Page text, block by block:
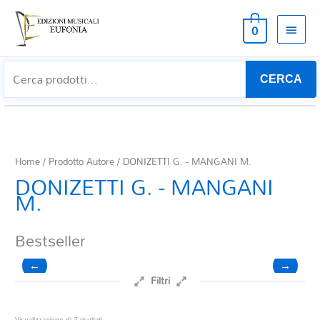
0
CERCA
Home/ Prodotto Autore / DONIZETTI G. - MANGANI M.
DONIZETTI G. - MANGANI
M.
Bestseller
← →
Filtri